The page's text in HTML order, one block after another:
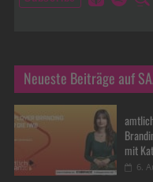
Neueste Beiträge auf
mit
6.